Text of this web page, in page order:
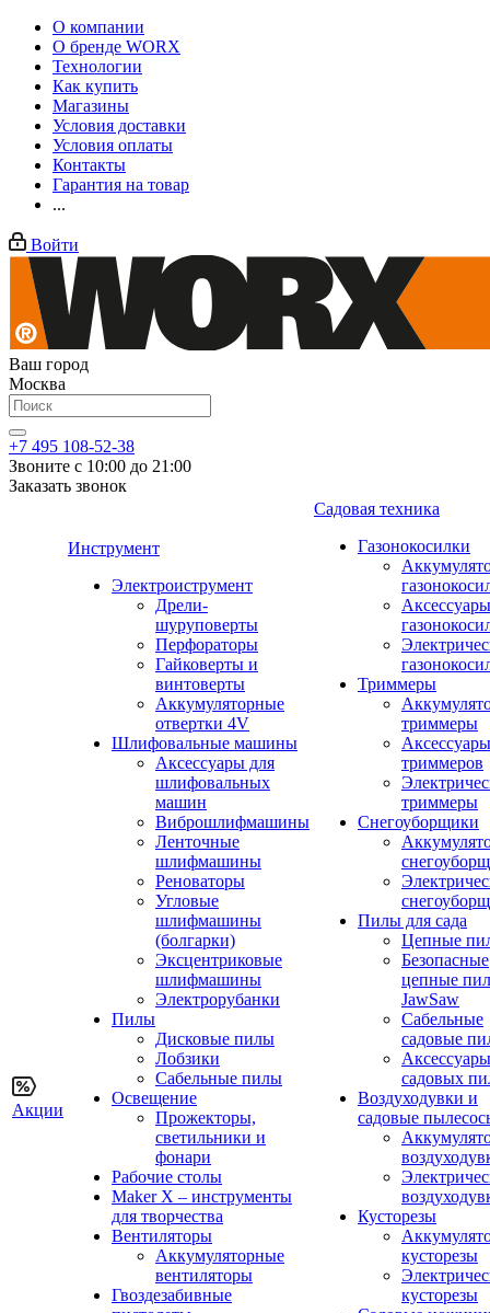
О компании
О бренде WORX
Технологии
Как купить
Магазины
Условия доставки
Условия оплаты
Контакты
Гарантия на товар
...
Войти
Ваш город
Москва
+7 495 108-52-38
Звоните с 10:00 до 21:00
Заказать звонок
Акции
Инструмент
Электроиструмент
Дрели-
шуруповерты
Перфораторы
Гайковерты и
винтоверты
Аккумуляторные
отвертки 4V
Шлифовальные машины
Аксессуары для
шлифовальных
машин
Виброшлифмашины
Ленточные
шлифмашины
Реноваторы
Угловые
шлифмашины
(болгарки)
Эксцентриковые
шлифмашины
Электрорубанки
Пилы
Дисковые пилы
Лобзики
Сабельные пилы
Освещение
Прожекторы,
светильники и
фонари
Рабочие столы
Maker X – инструменты
для творчества
Вентиляторы
Аккумуляторные
вентиляторы
Гвоздезабивные
Садовая техника
Газонокосилки
Триммеры
триммеры
триммеров
триммеры
Снегоуборщики
Пилы для сада
Цепные
Безопасные
цепные
JawSaw
Сабельные
садовые
садовых
Воздуходувки и
садовые
Кусторезы
кусторезы
кусторезы